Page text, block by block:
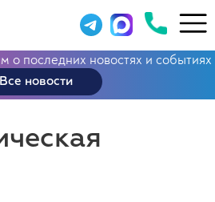
о последних новостях и событиях
Все новости